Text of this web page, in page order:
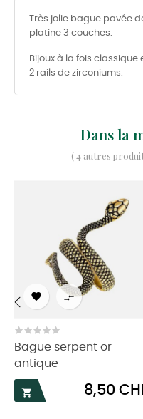
Très jolie bague pavée
platine 3 couches.
Bijoux à la fois
2 rails de zirconiums.
Dans la
( 4 autres
 
Bague serpent or
antique

Prix
8,50
‹